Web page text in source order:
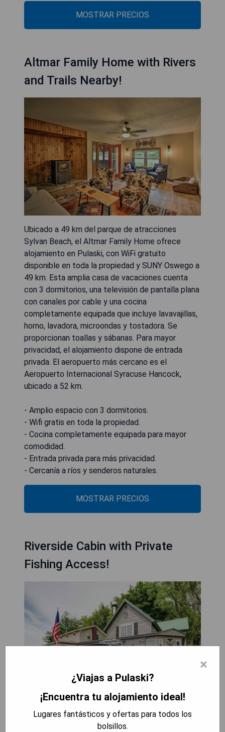
MOSTRAR PRECIOS
Altmar Family Home with Rivers
and Trails Nearby!
Ubicado a 49 km del parque de atracciones
Sylvan Beach, el Altmar Family Home ofrece
alojamiento en Pulaski, con WiFi gratuito
disponible en toda la propiedad y SUNY Oswego a
49 km. Esta amplia casa de vacaciones cuenta
con 3 dormitorios, una televisión de pantalla plana
con canales por cable y una cocina
completamente equipada que incluye lavavajillas,
horno, lavadora, microondas y tostadora. Se
proporcionan toallas y sábanas. Para mayor
privacidad, el alojamiento dispone de entrada
privada. El aeropuerto más cercano es el
Aeropuerto Internacional Syracuse Hancock,
ubicado a 52 km.
- Amplio espacio con 3 dormitorios.
- Wifi gratis en toda la propiedad.
- Cocina completamente equipada para mayor
comodidad.
- Entrada privada para más privacidad.
- Cercanía a ríos y senderos naturales.
MOSTRAR PRECIOS
Riverside Cabin with Private
Fishing Access!
×
¿Viajas a Pulaski?
¡Encuentra tu alojamiento ideal!
Lugares fantásticos y ofertas para todos los
bolsillos.